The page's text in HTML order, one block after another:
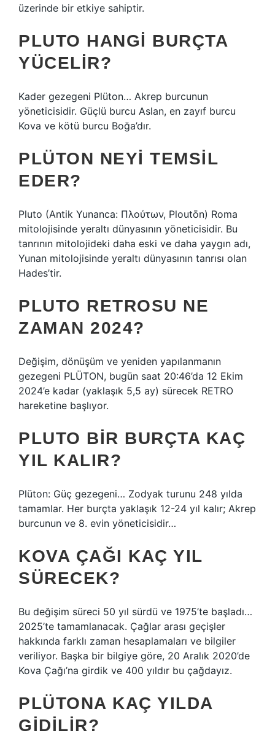
üzerinde bir etkiye sahiptir.
PLUTO HANGI BURÇTA
YÜCELIR?
Kader gezegeni Plüton… Akrep burcunun
yöneticisidir. Güçlü burcu Aslan, en zayıf burcu
Kova ve kötü burcu Boğa’dır.
PLÜTON NEYI TEMSIL
EDER?
Pluto (Antik Yunanca: Πλούτων, Ploutōn) Roma
mitolojisinde yeraltı dünyasının yöneticisidir. Bu
tanrının mitolojideki daha eski ve daha yaygın adı,
Yunan mitolojisinde yeraltı dünyasının tanrısı olan
Hades’tir.
PLUTO RETROSU NE
ZAMAN 2024?
Değişim, dönüşüm ve yeniden yapılanmanın
gezegeni PLÜTON, bugün saat 20:46’da 12 Ekim
2024’e kadar (yaklaşık 5,5 ay) sürecek RETRO
hareketine başlıyor.
PLUTO BIR BURÇTA KAÇ
YIL KALIR?
Plüton: Güç gezegeni… Zodyak turunu 248 yılda
tamamlar. Her burçta yaklaşık 12-24 yıl kalır; Akrep
burcunun ve 8. evin yöneticisidir…
KOVA ÇAĞI KAÇ YIL
SÜRECEK?
Bu değişim süreci 50 yıl sürdü ve 1975’te başladı…
2025’te tamamlanacak. Çağlar arası geçişler
hakkında farklı zaman hesaplamaları ve bilgiler
veriliyor. Başka bir bilgiye göre, 20 Aralık 2020’de
Kova Çağı’na girdik ve 400 yıldır bu çağdayız.
PLÜTONA KAÇ YILDA
GIDILIR?